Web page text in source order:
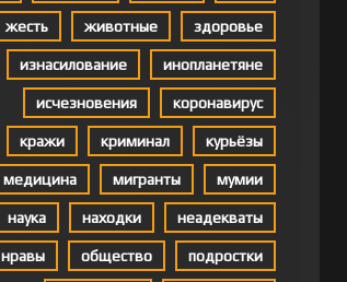
жесть животные здоровье
изнасилование инопланетяне
исчезновения коронавирус
кражи криминал курьёзы
медицина мигранты мумии
наука находки неадекваты
нравы общество подростки